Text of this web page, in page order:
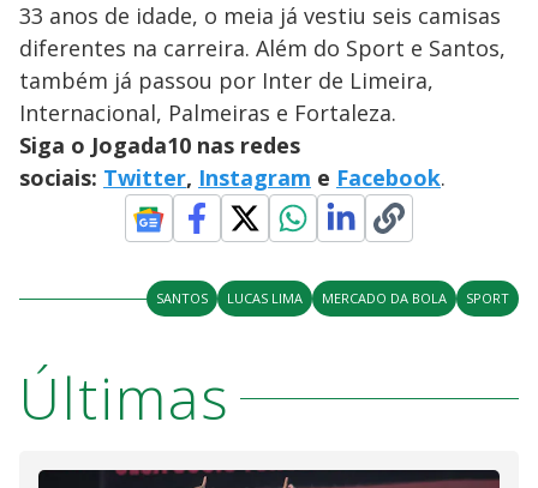
33 anos de idade, o meia já vestiu seis camisas
diferentes na carreira. Além do Sport e Santos,
também já passou por Inter de Limeira,
Internacional, Palmeiras e Fortaleza.
Siga o Jogada10 nas redes
sociais: Twitter, Instagram e Facebook.
SANTOS LUCAS LIMA MERCADO DA BOLA SPORT
Últimas